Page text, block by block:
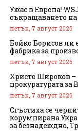
Ужас в Европа!
съкращаването на
петък, 7 август 2026
Бойко Борисов ли
фабрика за
петък, 7 август 2026
Христо Широков –
прокуратурата за
петък, 7 август 2026
Сгъстиха се
корумпирана
за безнадеждно,